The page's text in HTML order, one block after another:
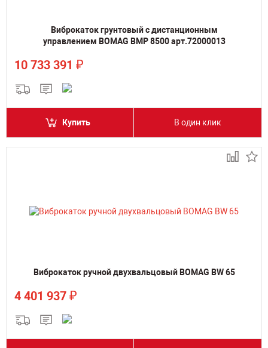
Виброкаток грунтовый с дистанционным
управлением BOMAG BMP 8500 арт.72000013
10 733 391 ₽
Купить В один клик
Виброкаток ручной двухвальцовый BOMAG BW 65
4 401 937 ₽